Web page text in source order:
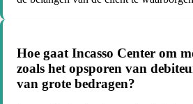
Hoe gaat Incasso Center om
zoals het opsporen van
van grote bedragen?